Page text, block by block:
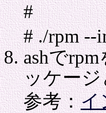
# （
# ./rpm --
ashで
ッケー
参考：イ